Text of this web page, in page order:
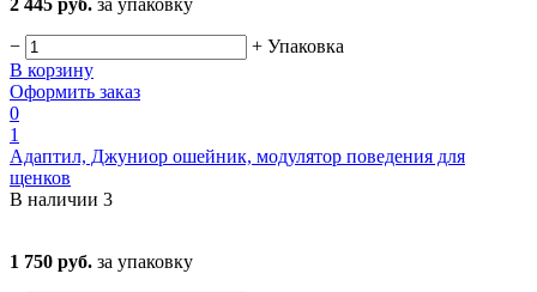
2 445 руб. за упаковку
− + Упаковка
В корзину
Оформить заказ
0
1
Адаптил, Джуниор ошейник, модулятор поведения для
щенков
В наличии 3
1 750 руб. за упаковку